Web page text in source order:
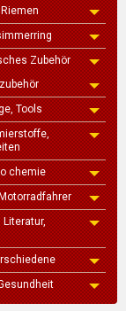
Zubehör
Tools
chemie
Literatur,